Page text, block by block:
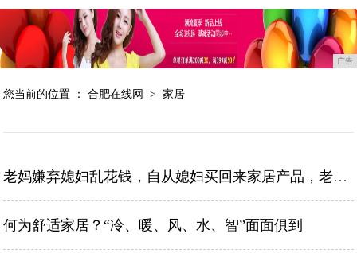
广告
您当前的位置 ：合肥在线网 >家居
老妈嫌弃媳妇乱花钱，自从媳妇买回来家居产品，老妈啥也不说了
何为舒适家居？“冷、暖、风、水、智”面面俱到